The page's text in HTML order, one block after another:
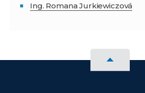
Ing. Romana Jurkiewiczová